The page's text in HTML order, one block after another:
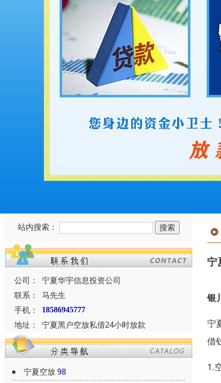
站内搜索：
公司：
宁夏华宇信息投资公司
联系：
马先生
手机：
18586945777
地址： 宁夏黑户空放私借24小时放款
宁夏空放98
宁
银
宁
借
1.